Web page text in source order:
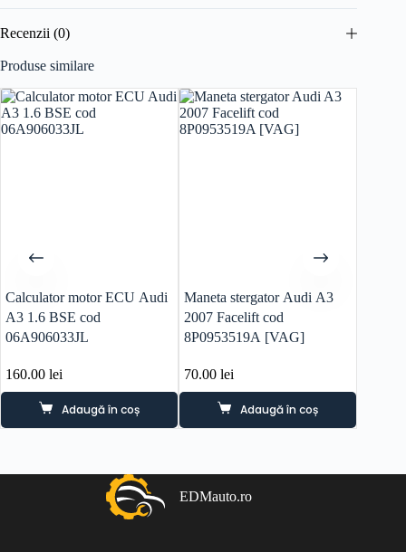
Recenzii (0)
Produse similare
Calculator motor ECU Audi
A3 1.6 BSE cod
06A906033JL
160.00 lei
Adaugă în coș
Maneta stergator Audi A3
2007 Facelift cod
8P0953519A [VAG]
70.00lei
Adaugă în coș
EDMauto.ro